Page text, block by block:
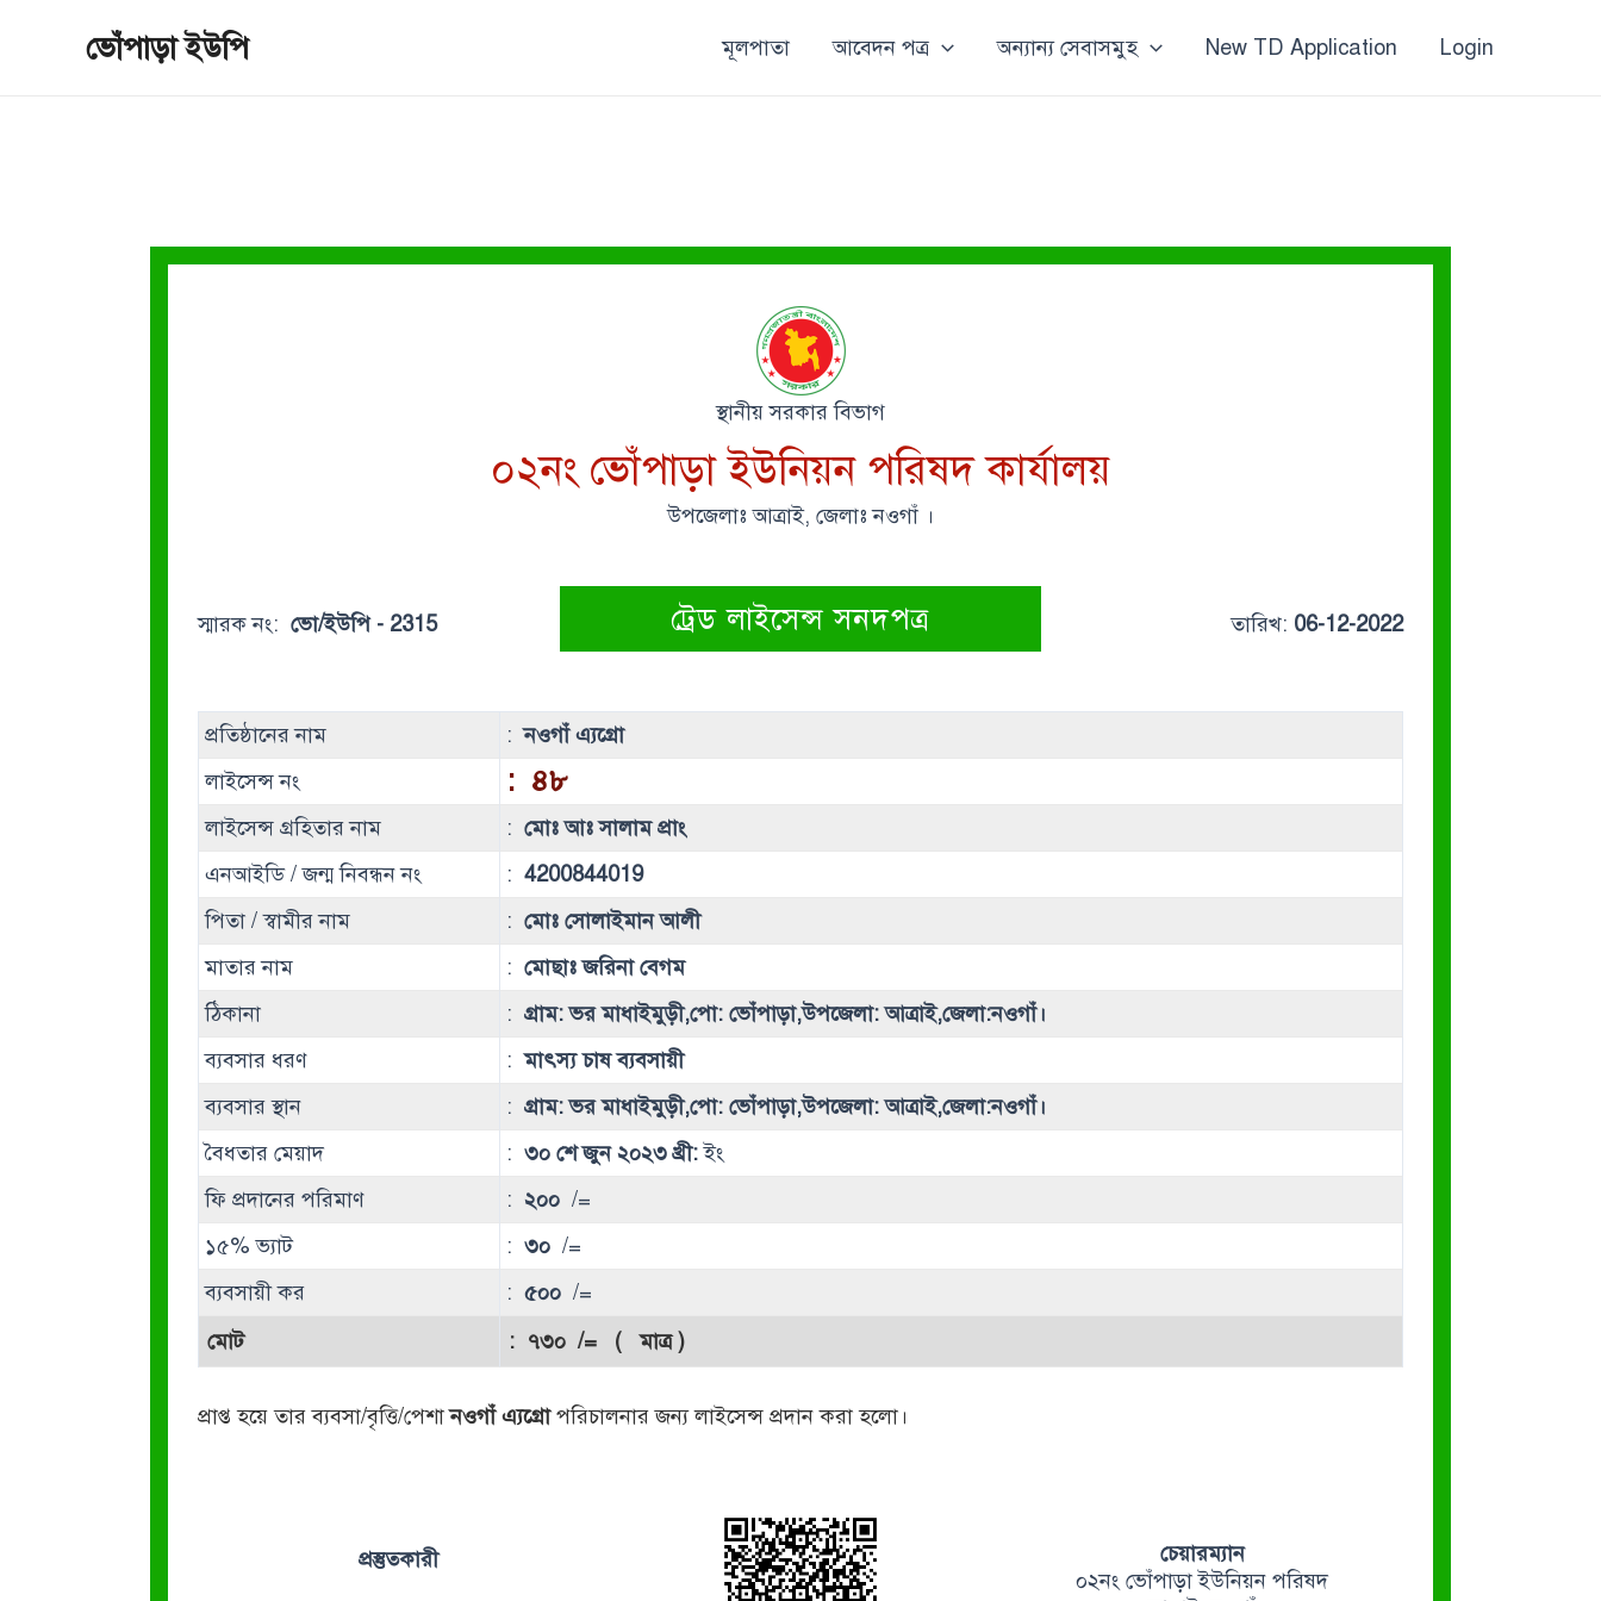
ভোঁপাড়া ইউপি মূলপাতা আবেদন পত্র অন্যান্য সেবাসমুহ New TD Application Login
স্থানীয় সরকার বিভাগ
০২নং ভোঁপাড়া ইউনিয়ন পরিষদ কার্যালয়
উপজেলাঃ আত্রাই, জেলাঃ নওগাঁ ।
স্মারক নং: ভো/ইউপি - 2315 ট্রেড লাইসেন্স সনদপত্র তারিখ: 06-12-2022
প্রতিষ্ঠানের নাম :নওগাঁ এ্যগ্রো
লাইসেন্স নং
: ৪৮
লাইসেন্স গ্রহিতার নাম : মোঃ আঃ সালাম প্রাং
এনআইডি / জন্ম নিবন্ধন নং
: 4200844019
পিতা / স্বামীর নাম
: মোঃ সোলাইমান আলী
মাতার নাম
: মোছাঃ জরিনা বেগম
ঠিকানা
: গ্রাম: ভর মাধাইমুড়ী,পো: ভোঁপাড়া,উপজেলা: আত্রাই,জেলা:নওগাঁ।
ব্যবসার ধরণ
:মাৎস্য চাষ ব্যবসায়ী
ব্যবসার স্থান
: গ্রাম: ভর মাধাইমুড়ী,পো: ভোঁপাড়া,উপজেলা: আত্রাই,জেলা:নওগাঁ।
বৈধতার মেয়াদ
: ৩০ শে জুন ২০২৩ খ্রী:ইং
ফি প্রদানের পরিমাণ
: ২০০ /=
১৫% ভ্যাট
: ৩০ /=
ব্যবসায়ী কর
: ৫০০ /=
মোট
: ৭৩০ /= ( মাত্র )
প্রাপ্ত হয়ে তার ব্যবসা/বৃত্তি/পেশানওগাঁ এ্যগ্রোপরিচালনার জন্য লাইসেন্স প্রদান করা হলো।
প্রস্তুতকারী
চেয়ারম্যান
০২নং ভোঁপাড়া ইউনিয়ন পরিষদ